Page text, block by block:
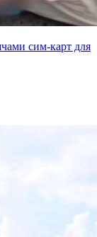
сим-карт для